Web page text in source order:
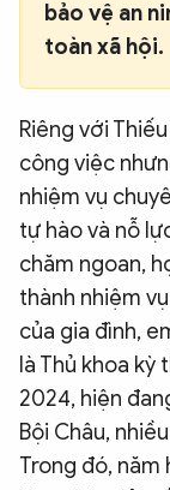
bảo vệ an
toàn xã hội.
Riêng với
công việc
nhiệm vụ
tự hào và nỗ
chăm ngoan,
thành nhiệm
của gia đình,
là Thủ khoa kỳ
2024, hiện
Bội Châu,
Trong đó, năm